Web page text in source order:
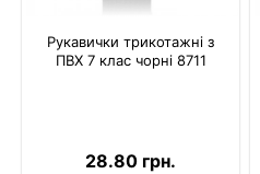
Рукавички трикотажні з
ПВХ 7 клас чорні 8711
28.80 грн.